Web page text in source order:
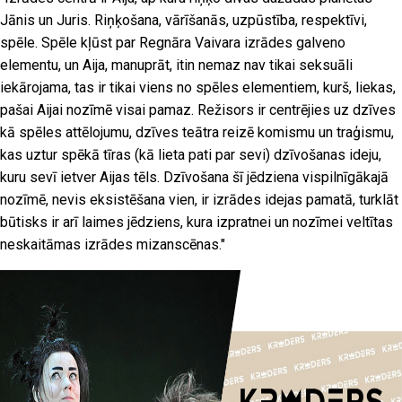
Jānis un Juris. Riņķošana, vārīšanās, uzpūstība, respektīvi,
spēle. Spēle kļūst par Regnāra Vaivara izrādes galveno
elementu, un Aija, manuprāt, itin nemaz nav tikai seksuāli
iekārojama, tas ir tikai viens no spēles elementiem, kurš, liekas,
pašai Aijai nozīmē visai pamaz. Režisors ir centrējies uz dzīves
kā spēles attēlojumu, dzīves teātra reizē komismu un traģismu,
kas uztur spēkā tīras (kā lieta pati par sevi) dzīvošanas ideju,
kuru sevī ietver Aijas tēls. Dzīvošana šī jēdziena vispilnīgākajā
nozīmē, nevis eksistēšana vien, ir izrādes idejas pamatā, turklāt
būtisks ir arī laimes jēdziens, kura izpratnei un nozīmei veltītas
neskaitāmas izrādes mizanscēnas."